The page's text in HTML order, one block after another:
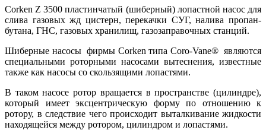
Corken Z 3500 пластинчатый (шиберный) лопастной насос для
слива газовых жд цистерн, перекачки СУГ, налива пропан-
бутана, ГНС, газовых хранилищ, газозаправочных станций.
Шиберные насосы фирмы Corken типа Coro-Vane® являются
специальными роторными насосами вытеснения, известные
также как насосы со скользящими лопастями.
В таком насосе ротор вращается в пространстве (цилиндре),
который имеет эксцентрическую форму по отношению к
ротору, в следствие чего происходит выталкивание жидкости
находящейся между ротором, цилиндром и лопастями.